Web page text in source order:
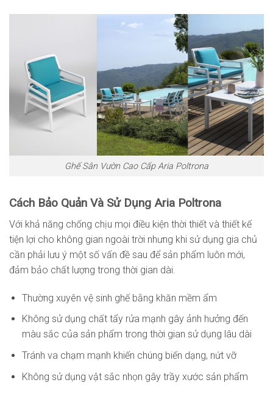
Ghế Sân Vườn Cao Cấp Aria Poltrona
Cách Bảo Quản Và Sử Dụng Aria Poltrona
Với khả năng chống chịu mọi điều kiện thời thiết và thiết kế
tiện lợi cho không gian ngoài trời nhưng khi sử dụng gia chủ
cần phải lưu ý một số vấn đề sau để sản phẩm luôn mới,
đảm bảo chất lượng trong thời gian dài.
Thường xuyên vệ sinh ghế bằng khăn mềm ẩm
Không sử dụng chất tẩy rửa mạnh gây ảnh hưởng đến
màu sắc của sản phẩm trong thời gian sử dụng lâu dài
Tránh va chạm mạnh khiến chúng biến dạng, nứt vỡ
Không sử dụng vật sắc nhọn gây trầy xước sản phẩm